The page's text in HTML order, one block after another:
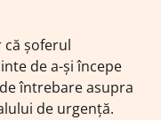
șoferul
de a-și începe
întrebare asupra
de urgență.